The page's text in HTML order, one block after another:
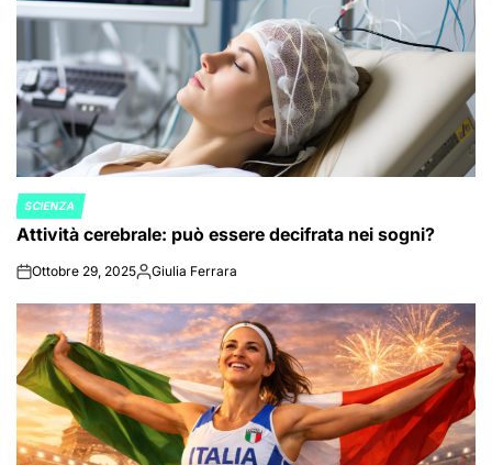
POSTED
IN
SCIENZA
Attività cerebrale: può essere decifrata nei sogni?
onOttobre 29, 2025Posted
Giulia Ferrara